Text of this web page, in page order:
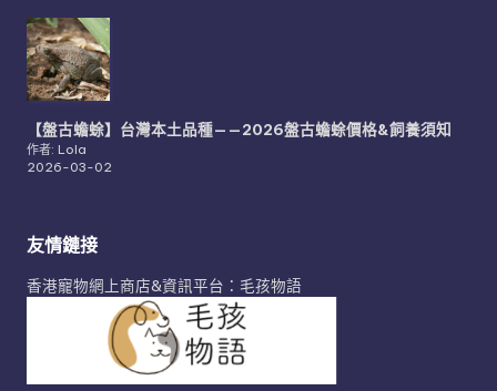
【盤古蟾蜍】台灣本土品種——2026盤古蟾蜍價格&飼養須知
作者: Lola
2026-03-02
友情鏈接
香港寵物網上商店&資訊平台：毛孩物語